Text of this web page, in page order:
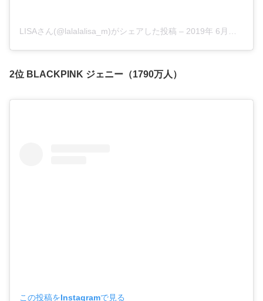
LISAさん(@lalalalisa_m)がシェアした投稿 – 2019年 6月月6日午前10時37分PDT
2位 BLACKPINK ジェニー（1790万人）
この投稿をInstagramで見る